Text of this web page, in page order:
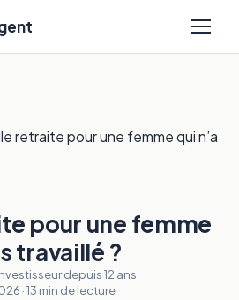
retraite pour une femme qui n’a
pour une femme
travaillé ?
depuis 12 ans
· 13 min de lecture